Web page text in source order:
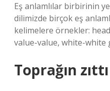
Eş anlamlılar birbirinin
dilimizde birçok eş
kelimelere örnekler:
value-value, white-white
Toprağın